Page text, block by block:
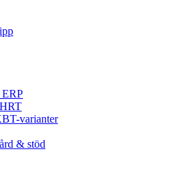
varianter
& stöd